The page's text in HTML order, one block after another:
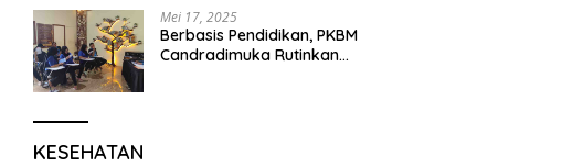
Mei 17, 2025
Berbasis Pendidikan, PKBM
Candradimuka Rutinkan
KESEHATAN